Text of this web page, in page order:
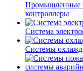
Промышленные
контроллеры
Система
Системы